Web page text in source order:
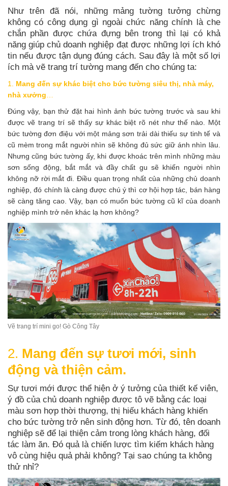
Như trên đã nói, những mảng tường tưởng chừng
không có công dụng gì ngoài chức năng chính là che
chắn phần được chứa đựng bên trong thì lại có khả
năng giúp chủ doanh nghiệp đạt được những lợi ích khó
tin nếu được tận dụng đúng cách. Sau đây là một số lợi
ích mà vẽ trang trí tường mang đến cho chúng ta:
1. Mang đến sự khác biệt cho bức tường siêu thị, nhà máy,
nhà xưởng
Đúng vậy, bạn thử đặt hai hình ảnh bức tường trước và sau khi
được vẽ trang trí sẽ thấy sự khác biệt rõ nét như thế nào. Một
bức tường đơn điệu với một mảng sơn trải dài thiếu sự tinh tế và
cũ mèm trong mắt người nhìn sẽ không đủ sức giữ ánh nhìn lâu.
Nhưng cũng bức tường ấy, khi được khoác trên mình những màu
sơn sống động, bắt mắt và đầy chất gu sẽ khiến người nhìn
không nỡ rời mắt đi. Điều quan trọng nhất của những chủ doanh
nghiệp, đó chính là càng được chú ý thì cơ hội hợp tác, bán hàng
sẽ càng tăng cao. Vậy, bạn có muốn bức tường cũ kĩ của doanh
nghiệp mình trở nên khác lạ hơn không?
Vẽ trang trí mini go! Gò Công Tây
2. Mang đến sự tươi mới, sinh
động và thiện cảm.
Sự tươi mới được thể hiện ở ý tưởng của thiết kế viên,
ý đồ của chủ doanh nghiệp được tô vẽ bằng các loại
màu sơn hợp thời thượng, thị hiếu khách hàng khiến
cho bức tường trở nên sinh động hơn. Từ đó, tên doanh
nghiệp sẽ để lại thiện cảm trong lòng khách hàng, đối
tác làm ăn. Đó quả là chiến lược tìm kiếm khách hàng
vô cùng hiệu quả phải không? Tại sao chúng ta không
thử nhỉ?